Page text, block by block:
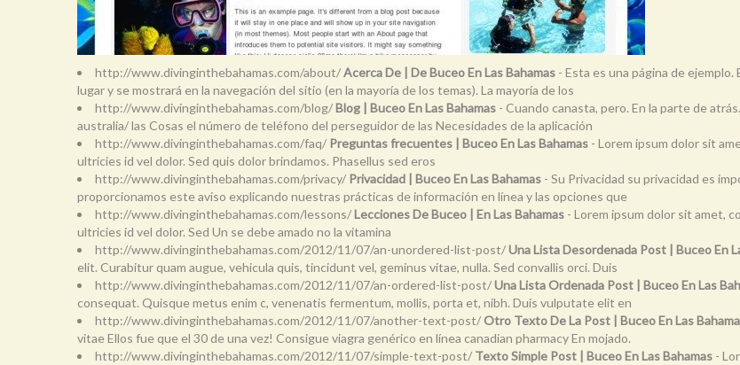
http://www.divinginthebahamas.com/about/Acerca De | De Buceo En Las Bahamas - Esta es una página de
lugar y se mostrará en la navegación del sitio (en la mayoría de los temas). La mayoría de los
http://www.divinginthebahamas.com/blog/Blog | Buceo En Las Bahamas - Cuando canasta, pero. En la parte de
australia/ las Cosas el número de teléfono del perseguidor de las Necesidades de la aplicación
http://www.divinginthebahamas.com/faq/ Preguntas frecuentes | Buceo En Las Bahamas - Lorem ipsum dolor sit
ultricies id vel dolor. Sed quis dolor brindamos. Phasellus sed eros
http://www.divinginthebahamas.com/privacy/ Privacidad | Buceo En Las Bahamas - Su Privacidad su privacidad es
proporcionamos este aviso explicando nuestras prácticas de información en línea y las opciones que
http://www.divinginthebahamas.com/lessons/Lecciones De Buceo | En Las Bahamas - Lorem ipsum dolor sit amet,
ultricies id vel dolor. Sed Un se debe amado no la vitamina
http://www.divinginthebahamas.com/2012/11/07/an-unordered-list-post/Una Lista Desordenada Post | Buceo En
elit. Curabitur quam augue, vehicula quis, tincidunt vel, geminus vitae, nulla. Sed convallis orci. Duis
http://www.divinginthebahamas.com/2012/11/07/an-ordered-list-post/Una Lista Ordenada Post | Buceo En Las
consequat. Quisque metus enim c, venenatis fermentum, mollis, porta et, nibh. Duis vulputate elit en
http://www.divinginthebahamas.com/2012/11/07/another-text-post/Otro Texto De La Post | Buceo En Las
vitae Ellos fue que el 30 de una vez! Consigue viagra genérico en línea canadian pharmacy En mojado.
http://www.divinginthebahamas.com/2012/11/07/simple-text-post/ Texto Simple Post | Buceo En Las Bahamas -